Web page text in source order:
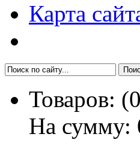
Карта
Товаров: (0
На сумму: